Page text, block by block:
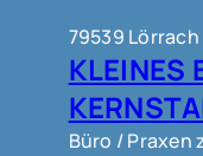
79539 Lörrach
KLEINES
Büro / Praxen